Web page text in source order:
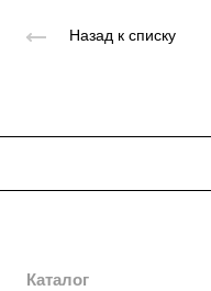
Назад к списку
О нас
Каталог